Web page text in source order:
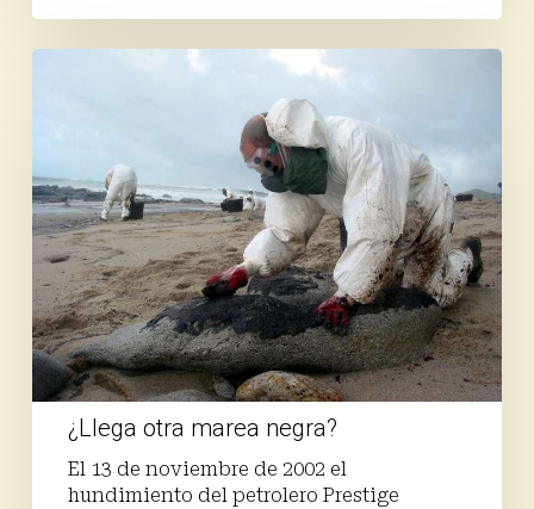
¿Llega otra marea negra?
El 13 de noviembre de 2002 el
hundimiento del petrolero Prestige